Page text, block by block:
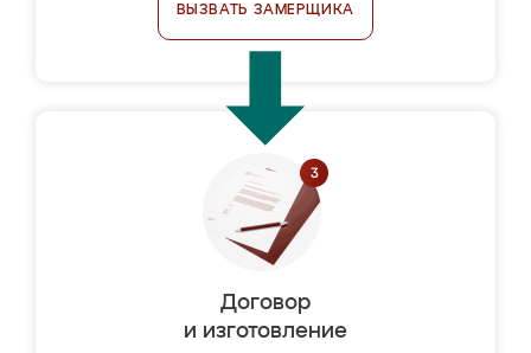
ВЫЗВАТЬ ЗАМЕРЩИКА
Договор
и изготовление